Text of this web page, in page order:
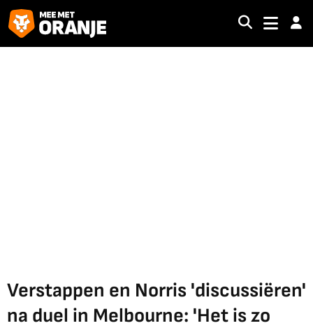
Verstappen en Norris 'discussiëren'
na duel in Melbourne: 'Het is zo